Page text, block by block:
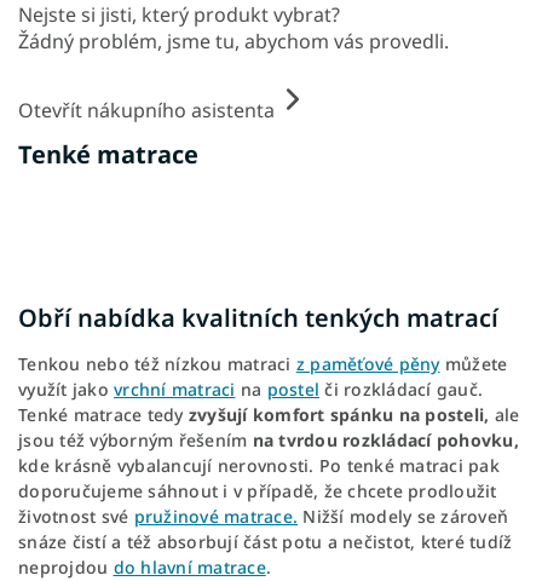
Tenké matrace
Nejste si jisti, který produkt vybrat?
Žádný problém, jsme tu, abychom vás provedli.
Otevřít nákupního asistenta
Obří nabídka kvalitních tenkých matrací
Tenkou nebo též nízkou matraci z paměťové pěnymůžete
využít jako vrchní matraci na postel či rozkládací gauč.
Tenké matrace tedyzvyšují komfort spánku na posteli, ale
jsou též výborným řešením na tvrdou rozkládací pohovku,
kde krásně vybalancují nerovnosti. Po tenké matraci pak
doporučujeme sáhnout i v případě, že chcete prodloužit
životnost své pružinové matrace. Nižší modely se zároveň
snáze čistí a též absorbují část potu a nečistot, které tudíž
neprojdou do hlavní matrace.